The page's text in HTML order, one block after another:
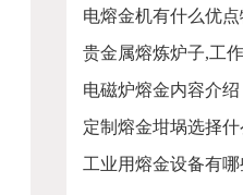
电熔金机有什么优
贵金属熔炼炉子,工
电磁炉熔金内容介绍
定制熔金坩埚选择什
工业用熔金设备有哪